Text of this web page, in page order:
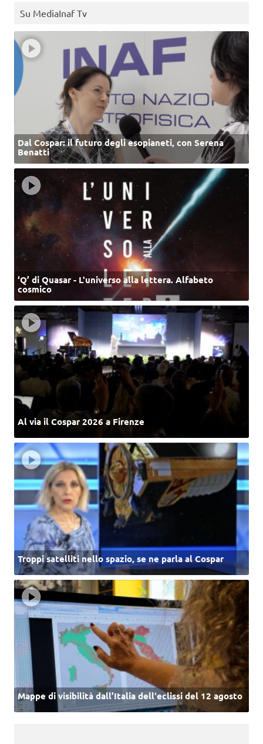
Su MediaInaf Tv
Dal Cospar: il futuro degli esopianeti, con Serena
Benatti
‘Q’ di Quasar - L'universo alla lettera. Alfabeto
cosmico
Al via il Cospar 2026 a Firenze
Troppi satelliti nello spazio, se ne parla al Cospar
Mappe di visibilità dall’Italia dell'eclissi del 12 agosto